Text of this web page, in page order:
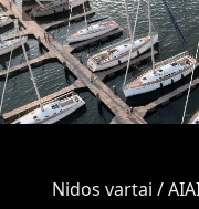
Nidos vartai /